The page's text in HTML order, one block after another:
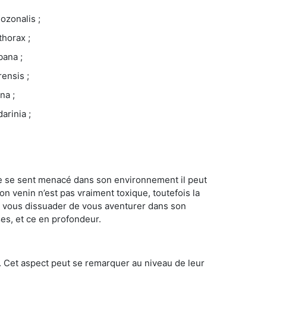
;
;
;
;
;
;
se sent menacé dans son environnement il peut
venin n’est pas vraiment toxique, toutefois la
dissuader de vous aventurer dans son
et ce en profondeur.
aspect peut se remarquer au niveau de leur